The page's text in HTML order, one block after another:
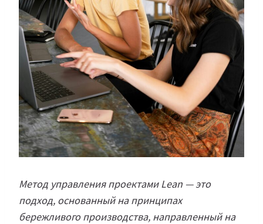
Метод управления проектами Lean — это
подход, основанный на принципах
бережливого производства, направленный на